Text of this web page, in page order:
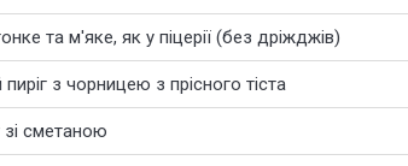
та м'яке, як у піцерії (без дріжджів)
пиріг з чорницею з прісного тіста
сметаною